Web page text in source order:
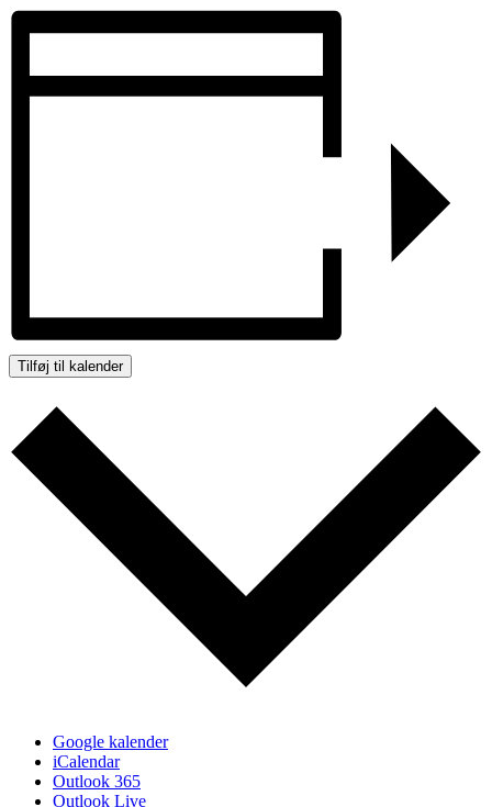
Tilføj til kalender
Google kalender
iCalendar
Outlook 365
Outlook Live